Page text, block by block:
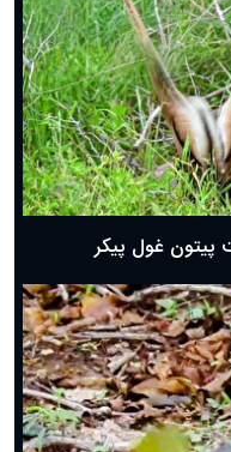
پیتون غول پیکر